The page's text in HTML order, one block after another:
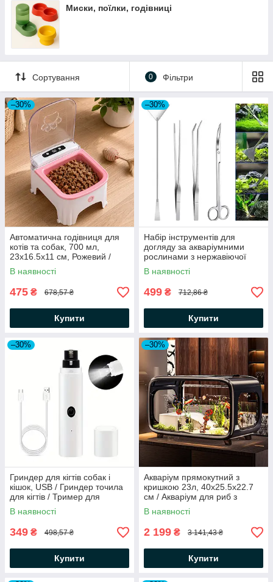
Миски, поїлки, годівниці
Сортування 0 Фільтри
–30%
Автоматична годівниця для
котів та собак, 700 мл,
23х16.5х11 см, Рожевий /
Розумна годівниця для
тварин / Автогодівниця
В наявності
475 ₴ 678,57 ₴
Купити
–30%
Набір інструментів для
догляду за акваріумними
рослинами з нержавіючої
сталі / Інструменти для
акваріумних рослин
В наявності
499 ₴ 712,86 ₴
Купити
–30%
Гриндер для кігтів собак і
кішок, USB / Гриндер точила
для кігтів / Тример для
заточування кігтів
В наявності
349 ₴ 498,57 ₴
Купити
–30%
Акваріум прямокутний з
кришкою 23л, 40х25.5х22.7
см / Акваріум для риб з
вбудованою полицею для
черепах / Акваріум
В наявності
2 199 ₴ 3 141,43 ₴
Купити